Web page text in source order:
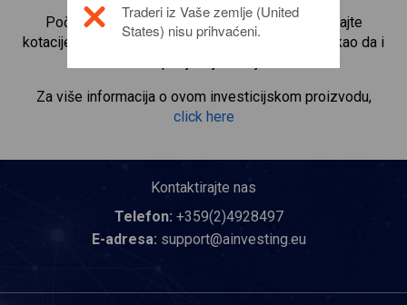
Počnite trgovati CFD-ovima naBurberry
. Primajte
kotacije u stvarnom vremenu i primajte dividende kao da i
Za više informacija o ovom investicijskom proizvodu,
click here
Kontaktirajte nas
Telefon: +359(2)4928497
E-adresa: support@ainvesting.eu
Traderi iz Vaše zemlje (United
States) nisu prihvaćeni.